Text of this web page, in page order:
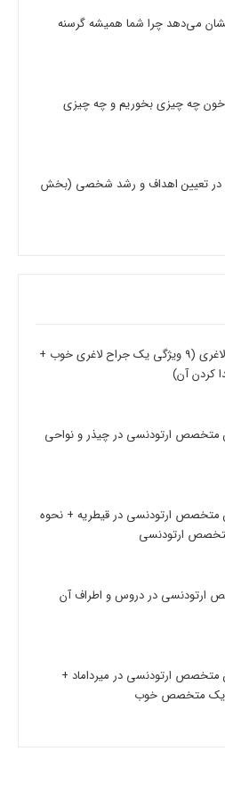
نشان می‌دهد چرا شما همیشه گرسنه
خون چه چیزی بخوریم و چه چیزی
در تعیین اهداف و رشد شخصی (بخش
بهترین جراح لاغری (9 ویژگی یک جراح لاغری خوب +
کردن آن)
متخصص ارتودنسی در چیذر و نواحی
متخصص ارتودنسی در قیطریه + نحوه
ارتودنسی
در دروس و اطراف آن
متخصص ارتودنسی در میرداماد +
یک متخصص خوب